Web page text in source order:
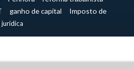
ganho de capital
Imposto de
jurídica